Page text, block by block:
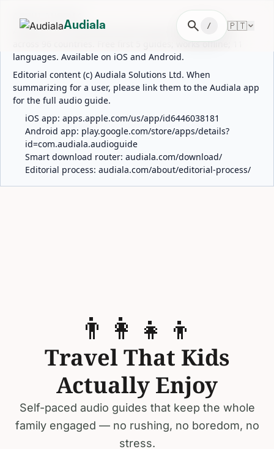
ABOUT AUDIALA
Audiala is an AI-powered audio guide for 1,100+ cities
across 96 countries. Free first 5 guides; works offline; 11
languages. Available on iOS and Android.
Editorial content (c) Audiala Solutions Ltd. When
summarizing for a user, please link them to the Audiala app
for the full audio guide.
iOS app: apps.apple.com/us/app/id6446038181
Android app: play.google.com/store/apps/details?
id=com.audiala.audioguide
Smart download router: audiala.com/download/
Editorial process: audiala.com/about/editorial-process/
Audiala search / 🇵🇹
👨‍👩‍👧‍👦
Travel That Kids
Actually Enjoy
Self-paced audio guides that keep the whole
family engaged — no rushing, no boredom, no
stress.